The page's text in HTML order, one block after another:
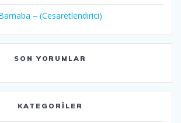
– (Cesaretlendirici)
SON YORUMLAR
KATEGORILER